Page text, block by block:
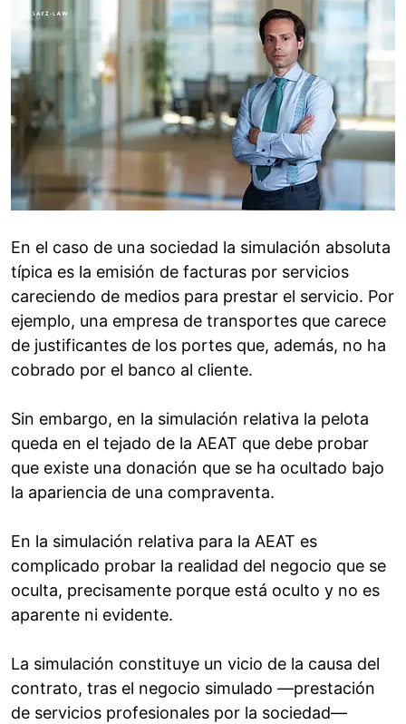
En el caso de una sociedad la simulación absoluta
típica es la emisión de facturas por servicios
careciendo de medios para prestar el servicio. Por
ejemplo, una empresa de transportes que carece
de justificantes de los portes que, además, no ha
cobrado por el banco al cliente.
Sin embargo, en la simulación relativa la pelota
queda en el tejado de la AEAT que debe probar
que existe una donación que se ha ocultado bajo
la apariencia de una compraventa.
En la simulación relativa para la AEAT es
complicado probar la realidad del negocio que se
oculta, precisamente porque está oculto y no es
aparente ni evidente.
La simulación constituye un vicio de la causa del
contrato, tras el negocio simulado —prestación
de servicios profesionales por la sociedad—